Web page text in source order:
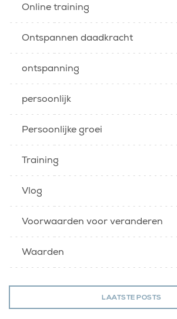
Online training
Ontspannen daadkracht
ontspanning
persoonlijk
Persoonlijke groei
Training
Vlog
Voorwaarden voor veranderen
Waarden
LAATSTE POSTS